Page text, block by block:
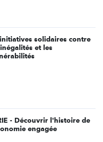
solidaires contre
inégalités et les
- Découvrir l'histoire de
engagée